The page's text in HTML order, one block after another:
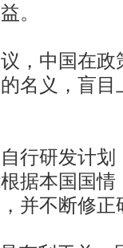
。
中国在政
名义，盲
研发计划
据本国国情
并不断修正